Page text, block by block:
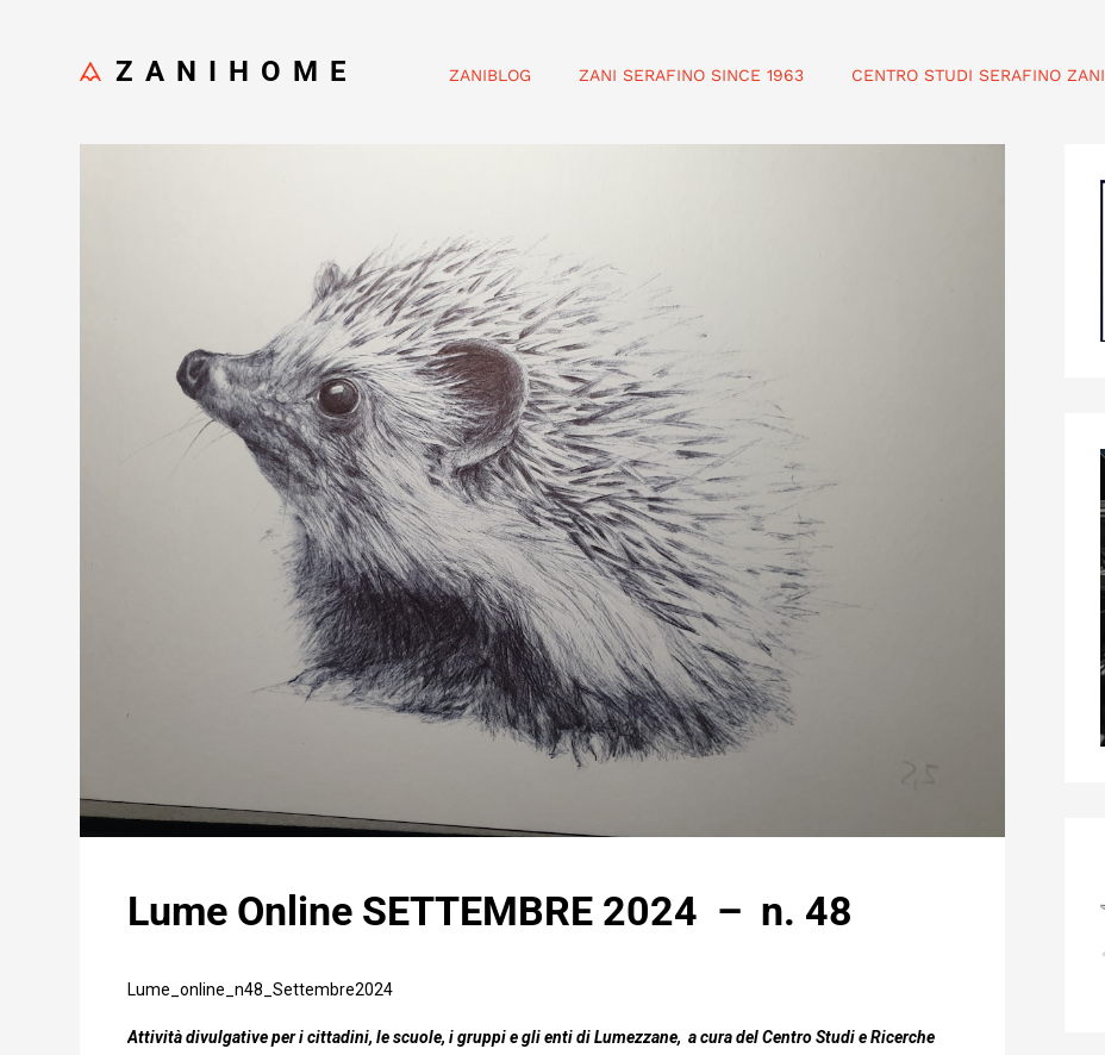
ZANIHOME ZANIBLOG ZANI SERAFINO SINCE 1963 CENTRO STUDI SERAFINO ZANI
Lume Online SETTEMBRE 2024 – n. 48
Lume_online_n48_Settembre2024
Attività divulgative per i cittadini, le scuole, i gruppie gli enti di Lumezzane, a cura del Centro Studi e Ricerche